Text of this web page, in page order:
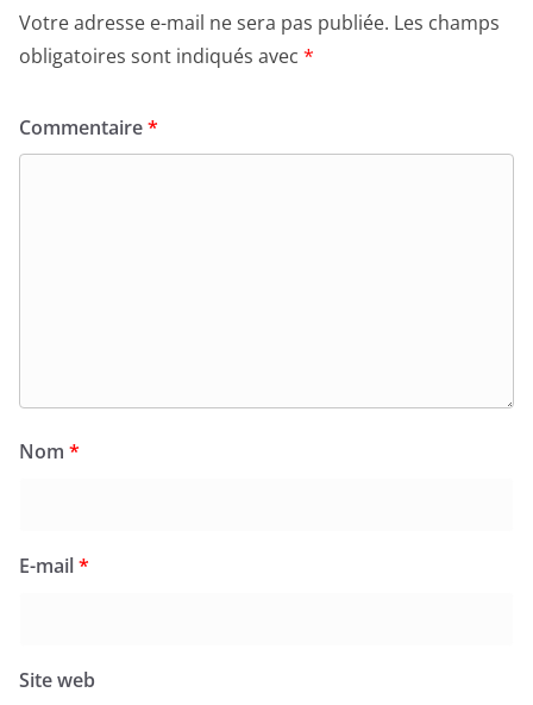
Votre adresse e-mail ne sera pas publiée. Les champs
obligatoires sont indiqués avec *
Commentaire*
Nom *
E-mail*
Site web